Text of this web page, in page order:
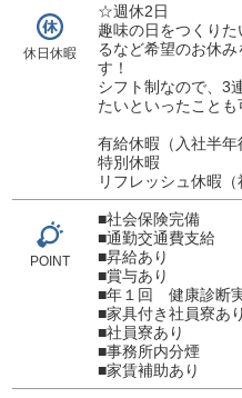
休日休暇
☆週休2日
趣味の日をつくり
るなど希望のお休
す！
シフト制なので、3
たいといったことも
有給休暇（入社半年
特別休暇
リフレッシュ休暇（
POINT
■社会保険完備
■通勤交通費支給
■昇給あり
■賞与あり
■年１回 健康診断
■家具付き社員寮あり
■社員寮あり
■事務所内分煙
■家賃補助あり